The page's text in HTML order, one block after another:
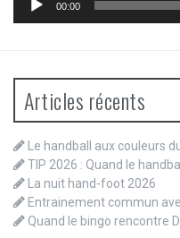
00:00
Articles récents
Le handball aux couleurs
TIP 2026 : Quand le
La nuit hand-foot 2026
Entrainement commun
Quand le bingo rencontre